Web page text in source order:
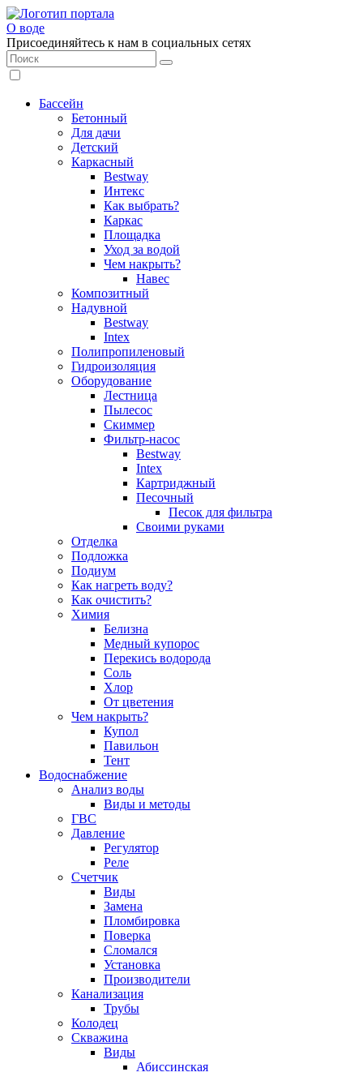
О воде
Присоединяйтесь к нам в социальных сетях
Бассейн
Бетонный
Для дачи
Детский
Каркасный
Bestway
Интекс
Как выбрать?
Каркас
Площадка
Уход за водой
Чем накрыть?
Навес
Композитный
Надувной
Bestway
Intex
Полипропиленовый
Гидроизоляция
Оборудование
Лестница
Пылесос
Скиммер
Фильтр-насос
Bestway
Intex
Картриджный
Песочный
Песок для фильтра
Своими руками
Отделка
Подложка
Подиум
Как нагреть воду?
Как очистить?
Химия
Белизна
Медный купорос
Перекись водорода
Соль
Хлор
От цветения
Чем накрыть?
Купол
Павильон
Тент
Водоснабжение
Анализ воды
Виды и методы
ГВС
Давление
Регулятор
Реле
Счетчик
Виды
Замена
Пломбировка
Поверка
Сломался
Установка
Производители
Канализация
Трубы
Колодец
Скважина
Виды
Абиссинская